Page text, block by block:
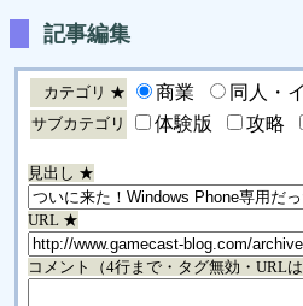
記事編集
カテゴリ ★ 商業 同人・
サブカテゴリ 体験版 攻略
見出し ★
URL ★
コメント（4行まで・タグ無効・URL